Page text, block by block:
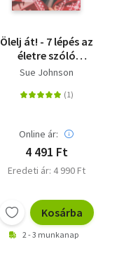
Ölelj át! - 7 lépés az
életre szóló
szerelemért
Sue Johnson
Online ár:
4 491 Ft
Eredeti ár: 4 990 Ft
Kosárba
2 - 3 munkanap